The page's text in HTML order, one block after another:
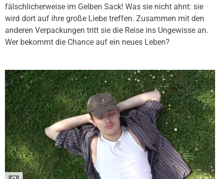
fälschlicherweise im Gelben Sack! Was sie nicht ahnt: sie
wird dort auf ihre große Liebe treffen. Zusammen mit den
anderen Verpackungen tritt sie die Reise ins Ungewisse an.
Wer bekommt die Chance auf ein neues Leben?